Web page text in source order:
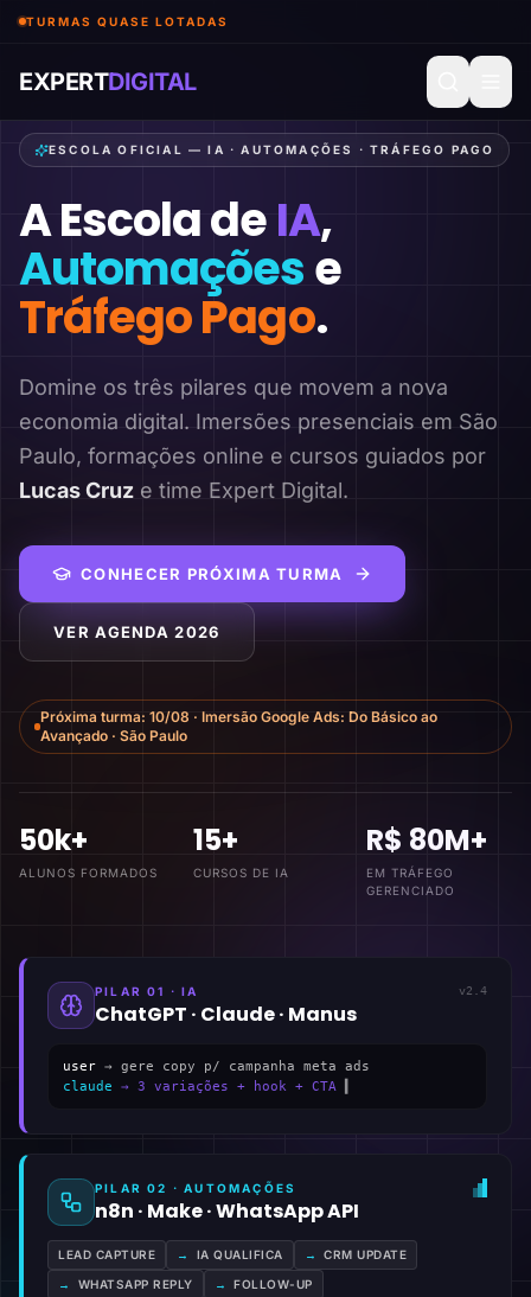
TURMAS QUASE LOTADAS
EXPERTDIGITAL
ESCOLA OFICIAL — IA · AUTOMAÇÕES · TRÁFEGO PAGO
A Escola deIA,
Automaçõese
Tráfego Pago.
Domine os três pilares que movem a nova
economia digital. Imersões presenciais em São
Paulo, formações online e cursos guiados por
Lucas Cruz e time Expert Digital.
CONHECER PRÓXIMA TURMA
VER AGENDA 2026
Próxima turma: 10/08 · Imersão Google Ads: Do Básico ao
Avançado · São Paulo
50k+
ALUNOS FORMADOS
15+
CURSOS DE IA
R$ 80M+
EM TRÁFEGO
GERENCIADO
PILAR 01 · IA
ChatGPT · Claude · Manus
v2.4
user → gere copy p/ campanha meta ads
claude → 3 variações + hook + CTA
PILAR 02 · AUTOMAÇÕES
n8n · Make · WhatsApp API
LEAD CAPTURE → IA QUALIFICA → CRM UPDATE
→ WHATSAPP REPLY → FOLLOW-UP